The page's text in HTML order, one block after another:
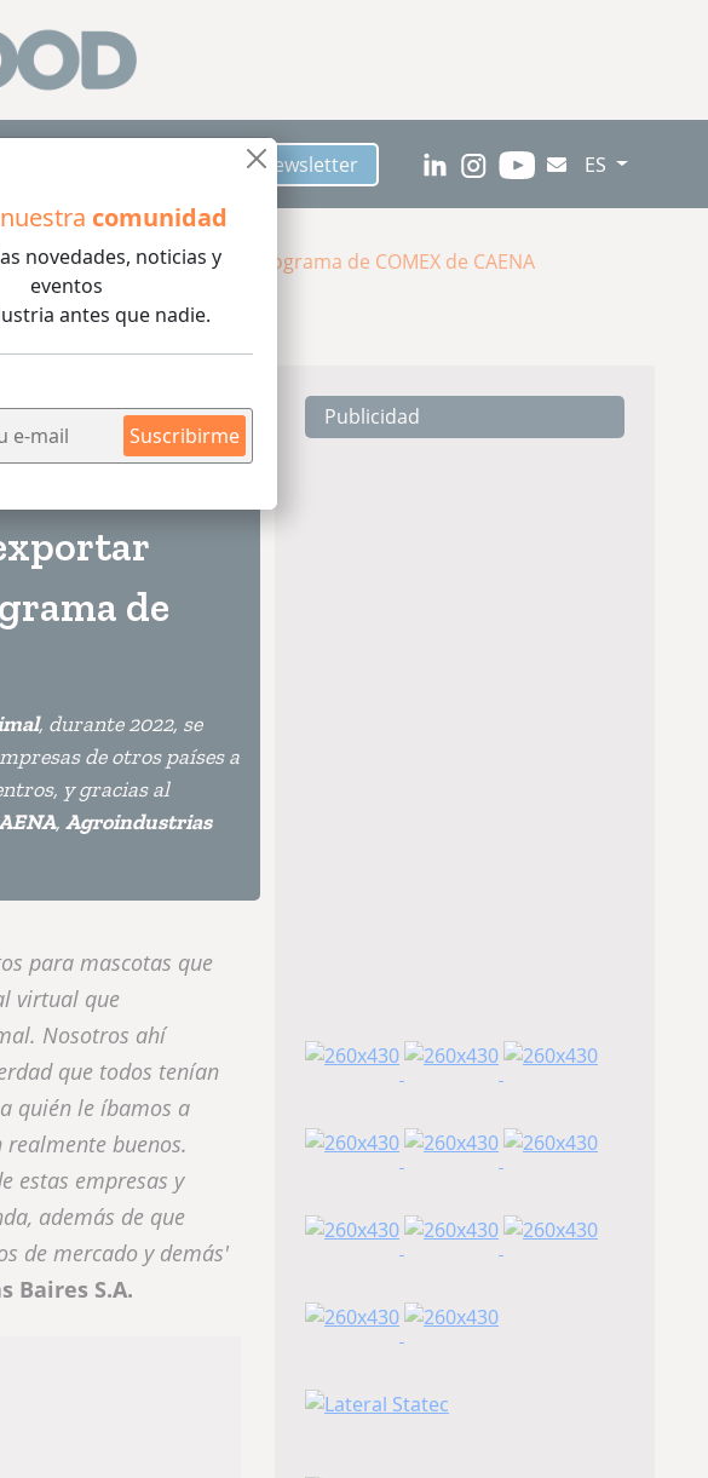
comunidad
novedades, noticias y
eventos
antes que nadie.
Suscribirme
Suscríbete al Newsletter ES
a Colombia desde el programa de COMEX de CAENA
3 min de lectura
de
, durante 2022, se
de otros países a
y gracias al
, Agroindustrias
para mascotas que
virtual que
Nosotros ahí
que todos tenían
quién le íbamos a
buenos.
estas empresas y
además de que
de mercado y demás'
Baires S.A.
Publicidad